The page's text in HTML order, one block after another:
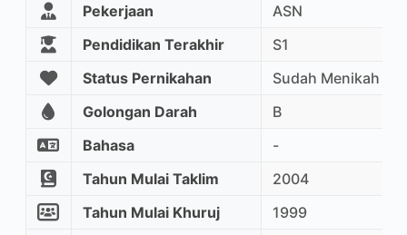
Pekerjaan
ASN
Pendidikan Terakhir
S1
Status Pernikahan
Sudah Menikah
Golongan Darah
B
Bahasa
-
Tahun Mulai Taklim
2004
Tahun Mulai Khuruj
1999